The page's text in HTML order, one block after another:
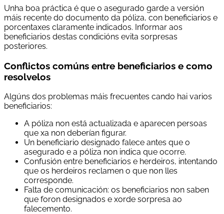
Unha boa práctica é que o asegurado garde a versión
máis recente do documento da póliza, con beneficiarios e
porcentaxes claramente indicados. Informar aos
beneficiarios destas condicións evita sorpresas
posteriores.
Conflictos comúns entre beneficiarios e como
resolvelos
Algúns dos problemas máis frecuentes cando hai varios
beneficiarios:
A póliza non está actualizada e aparecen persoas
que xa non deberían figurar.
Un beneficiario designado falece antes que o
asegurado e a póliza non indica que ocorre.
Confusión entre beneficiarios e herdeiros, intentando
que os herdeiros reclamen o que non lles
corresponde.
Falta de comunicación: os beneficiarios non saben
que foron designados e xorde sorpresa ao
falecemento.